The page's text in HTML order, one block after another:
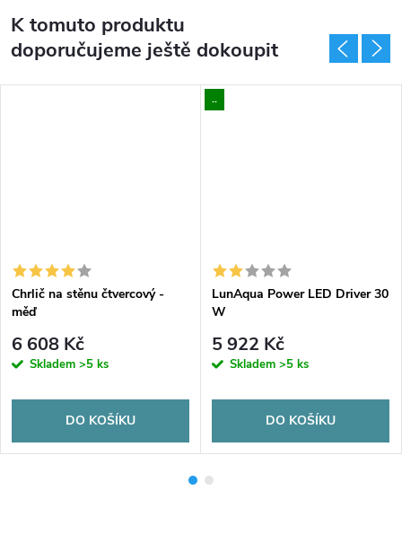
K tomuto produktu
doporučujeme ještě dokoupit
Chrlič na stěnu čtvercový -
měď
6 608 Kč
Skladem >5 ks
DO KOŠÍKU
..
LunAqua Power LED Driver 30
W
5 922 Kč
Skladem >5 ks
DO KOŠÍKU